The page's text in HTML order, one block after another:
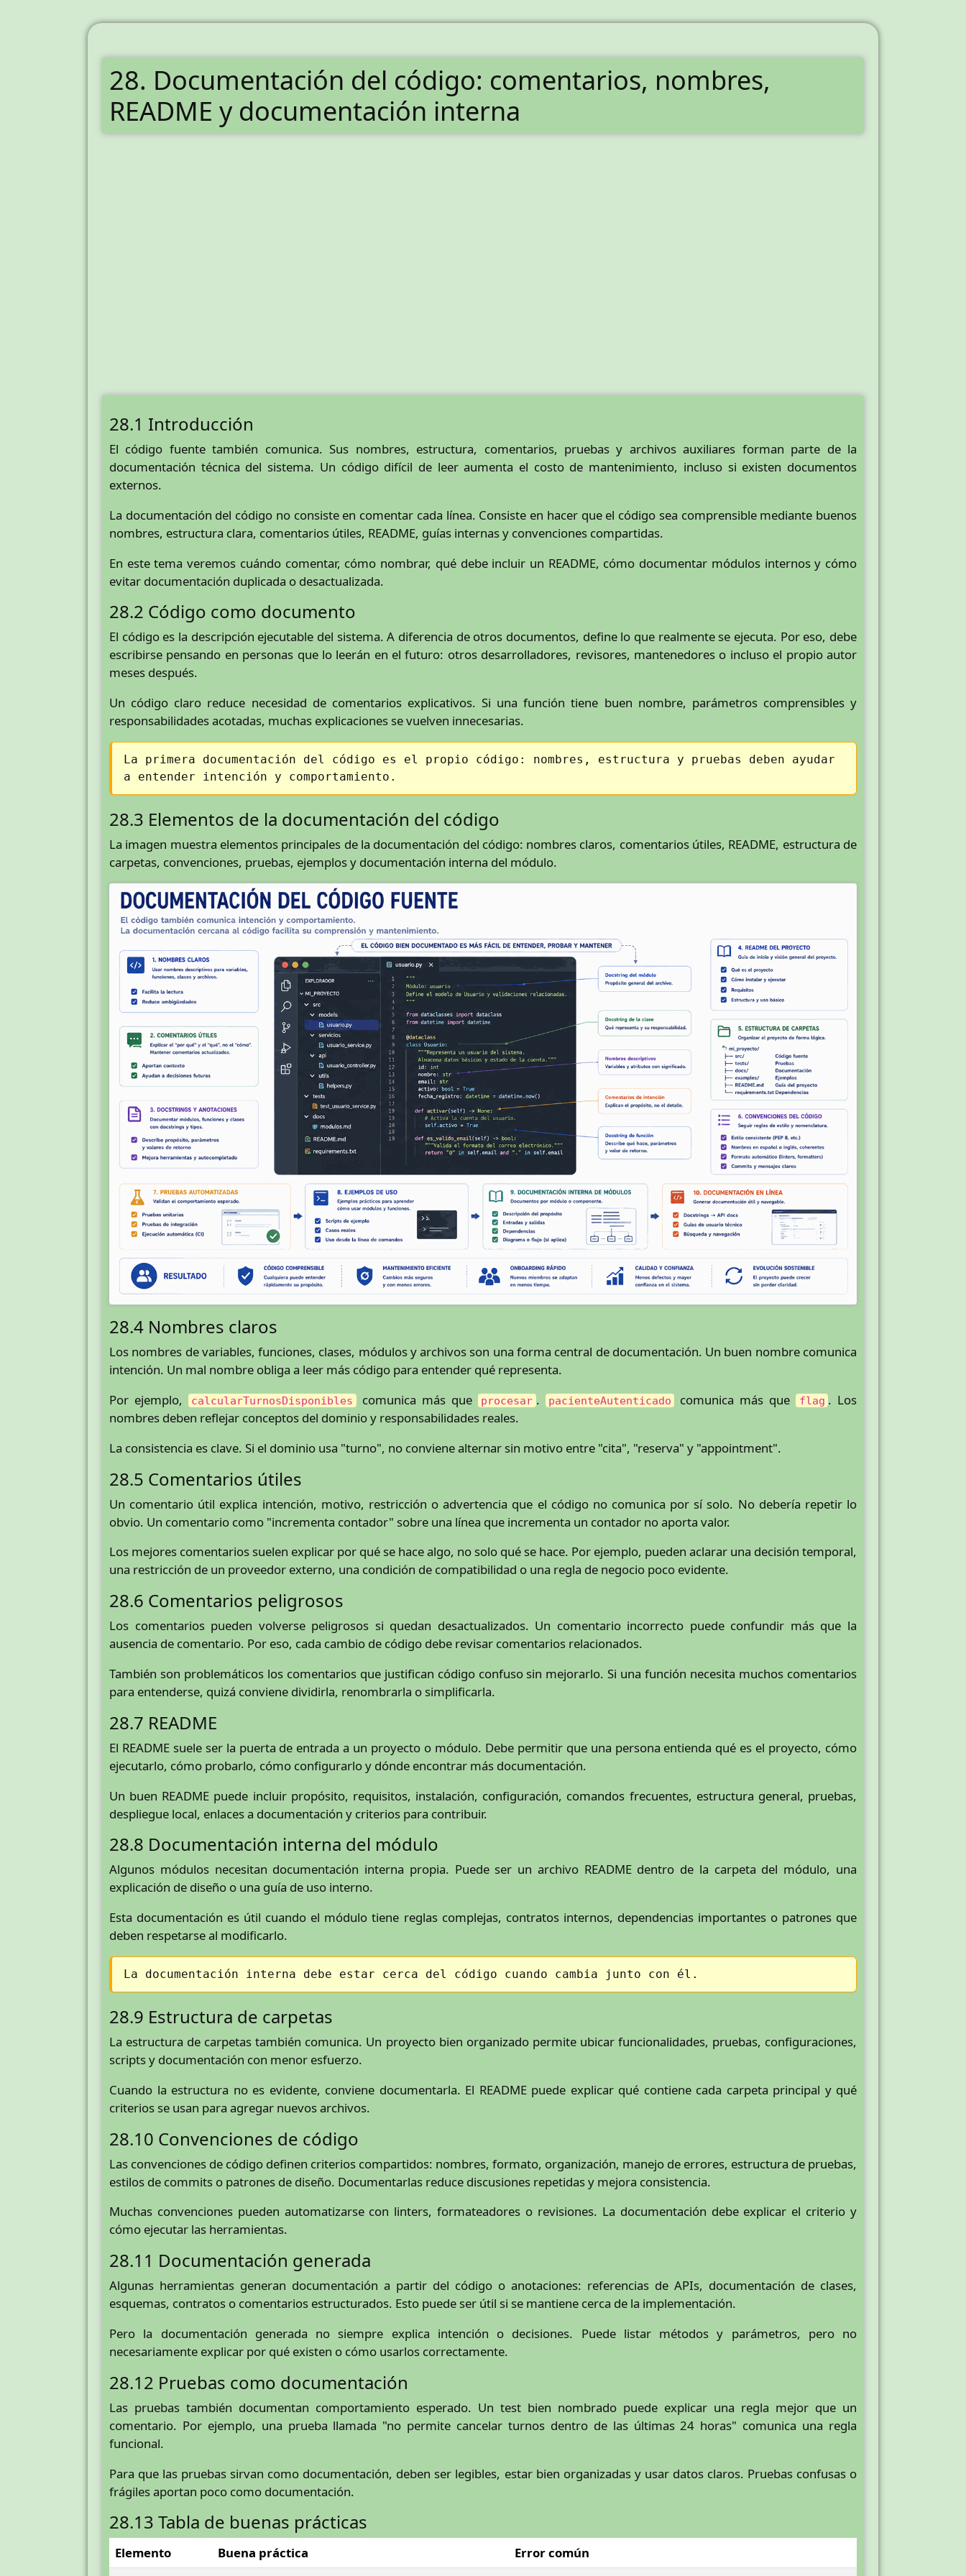
28. Documentación del código: comentarios, nombres,
README y documentación interna
28.1 Introducción
El código fuente también comunica. Sus nombres, estructura, comentarios, pruebas y archivos auxiliares forman parte de la
documentación técnica del sistema. Un código difícil de leer aumenta el costo de mantenimiento, incluso si existen documentos
externos.
La documentación del código no consiste en comentar cada línea. Consiste en hacer que el código sea comprensible mediante buenos
nombres, estructura clara, comentarios útiles, README, guías internas y convenciones compartidas.
En este tema veremos cuándo comentar, cómo nombrar, qué debe incluir un README, cómo documentar módulos internos y cómo
evitar documentación duplicada o desactualizada.
28.2 Código como documento
El código es la descripción ejecutable del sistema. A diferencia de otros documentos, define lo que realmente se ejecuta. Por eso, debe
escribirse pensando en personas que lo leerán en el futuro: otros desarrolladores, revisores, mantenedores o incluso el propio autor
meses después.
Un código claro reduce necesidad de comentarios explicativos. Si una función tiene buen nombre, parámetros comprensibles y
responsabilidades acotadas, muchas explicaciones se vuelven innecesarias.
La primera documentación del código es el propio código: nombres, estructura y pruebas deben ayudar
a entender intención y comportamiento.
28.3 Elementos de la documentación del código
La imagen muestra elementos principales de la documentación del código: nombres claros, comentarios útiles, README, estructura de
carpetas, convenciones, pruebas, ejemplos y documentación interna del módulo.
28.4 Nombres claros
Los nombres de variables, funciones, clases, módulos y archivos son una forma central de documentación. Un buen nombre comunica
intención. Un mal nombre obliga a leer más código para entender qué representa.
Por ejemplo,
calcularTurnosDisponibles comunica más que procesar . pacienteAutenticado comunica más que flag . Los
nombres deben reflejar conceptos del dominio y responsabilidades reales.
La consistencia es clave. Si el dominio usa "turno", no conviene alternar sin motivo entre "cita", "reserva" y "appointment".
28.5 Comentarios útiles
Un comentario útil explica intención, motivo, restricción o advertencia que el código no comunica por sí solo. No debería repetir lo
obvio. Un comentario como "incrementa contador" sobre una línea que incrementa un contador no aporta valor.
Los mejores comentarios suelen explicar por qué se hace algo, no solo qué se hace. Por ejemplo, pueden aclarar una decisión temporal,
una restricción de un proveedor externo, una condición de compatibilidad o una regla de negocio poco evidente.
28.6 Comentarios peligrosos
Los comentarios pueden volverse peligrosos si quedan desactualizados. Un comentario incorrecto puede confundir más que la
ausencia de comentario. Por eso, cada cambio de código debe revisar comentarios relacionados.
También son problemáticos los comentarios que justifican código confuso sin mejorarlo. Si una función necesita muchos comentarios
para entenderse, quizá conviene dividirla, renombrarla o simplificarla.
28.7 README
El README suele ser la puerta de entrada a un proyecto o módulo. Debe permitir que una persona entienda qué es el proyecto, cómo
ejecutarlo, cómo probarlo, cómo configurarlo y dónde encontrar más documentación.
Un buen README puede incluir propósito, requisitos, instalación, configuración, comandos frecuentes, estructura general, pruebas,
despliegue local, enlaces a documentación y criterios para contribuir.
28.8 Documentación interna del módulo
Algunos módulos necesitan documentación interna propia. Puede ser un archivo README dentro de la carpeta del módulo, una
explicación de diseño o una guía de uso interno.
Esta documentación es útil cuando el módulo tiene reglas complejas, contratos internos, dependencias importantes o patrones que
deben respetarse al modificarlo.
La documentación interna debe estar cerca del código cuando cambia junto con él.
28.9 Estructura de carpetas
La estructura de carpetas también comunica. Un proyecto bien organizado permite ubicar funcionalidades, pruebas, configuraciones,
scripts y documentación con menor esfuerzo.
Cuando la estructura no es evidente, conviene documentarla. El README puede explicar qué contiene cada carpeta principal y qué
criterios se usan para agregar nuevos archivos.
28.10 Convenciones de código
Las convenciones de código definen criterios compartidos: nombres, formato, organización, manejo de errores, estructura de pruebas,
estilos de commits o patrones de diseño. Documentarlas reduce discusiones repetidas y mejora consistencia.
Muchas convenciones pueden automatizarse con linters, formateadores o revisiones. La documentación debe explicar el criterio y
cómo ejecutar las herramientas.
28.11 Documentación generada
Algunas herramientas generan documentación a partir del código o anotaciones: referencias de APIs, documentación de clases,
esquemas, contratos o comentarios estructurados. Esto puede ser útil si se mantiene cerca de la implementación.
Pero la documentación generada no siempre explica intención o decisiones. Puede listar métodos y parámetros, pero no
necesariamente explicar por qué existen o cómo usarlos correctamente.
28.12 Pruebas como documentación
Las pruebas también documentan comportamiento esperado. Un test bien nombrado puede explicar una regla mejor que un
comentario. Por ejemplo, una prueba llamada "no permite cancelar turnos dentro de las últimas 24 horas" comunica una regla
funcional.
Para que las pruebas sirvan como documentación, deben ser legibles, estar bien organizadas y usar datos claros. Pruebas confusas o
frágiles aportan poco como documentación.
28.13 Tabla de buenas prácticas
Elemento Buena práctica
Error común